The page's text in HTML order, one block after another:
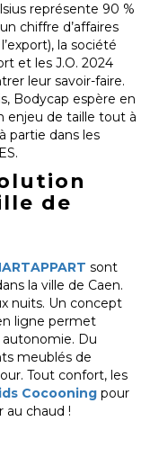
représente 90 %
chiffre d’affaires
la société
et les J.O. 2024
leur savoir-faire.
Bodycap espère en
enjeu de taille tout à
partie dans les
de
sont
la ville de Caen.
nuits. Un concept
ligne permet
Du
meublés de
Tout confort, les
Cocooning pour
au chaud !